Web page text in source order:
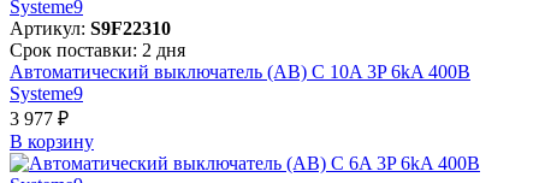
Артикул: S9F22310
Срок поставки: 2 дня
Автоматический выключатель (АВ) C 10A 3P 6kA 400В
Systeme9
3 977 ₽
В корзинy